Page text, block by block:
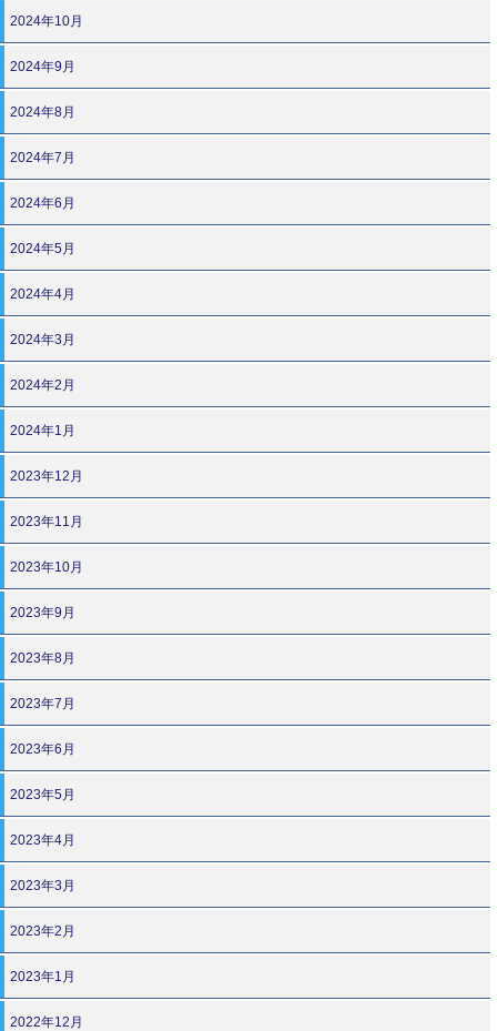
2024年10月
2024年9月
2024年8月
2024年7月
2024年6月
2024年5月
2024年4月
2024年3月
2024年2月
2024年1月
2023年12月
2023年11月
2023年10月
2023年9月
2023年8月
2023年7月
2023年6月
2023年5月
2023年4月
2023年3月
2023年2月
2023年1月
2022年12月